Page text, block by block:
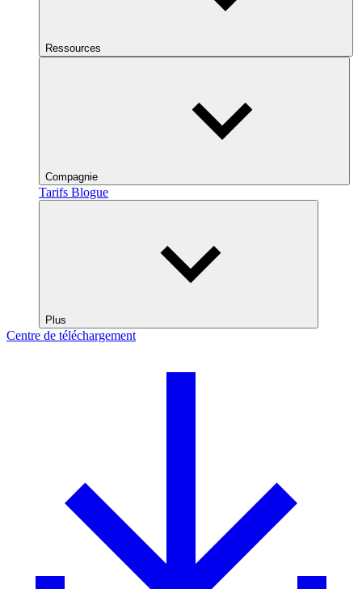
Ressources
Compagnie
Tarifs Blogue
Plus
Centre de téléchargement